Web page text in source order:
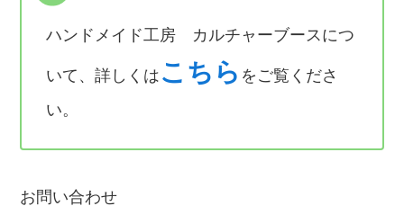
ハンドメイド工房 カルチャーブースにつ
いて、詳しくは こちら をご覧くださ
い。
お問い合わせ